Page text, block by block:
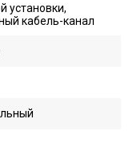
установки,
кабель-канал